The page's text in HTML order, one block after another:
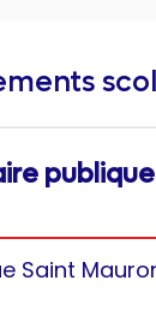
Saint